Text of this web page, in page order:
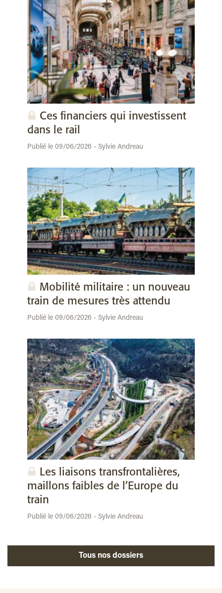
Ces financiers qui investissent
dans le rail
Publié le 09/06/2026 - Sylvie Andreau
Mobilité militaire : un nouveau
train de mesures très attendu
Publié le 09/06/2026 - Sylvie Andreau
Les liaisons transfrontalières,
maillons faibles de l’Europe du
train
Publié le 09/06/2026 - Sylvie Andreau
Tous nos dossiers